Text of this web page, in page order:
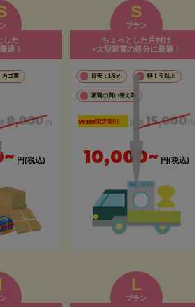
した
適！
カゴ車
8,000 円
円(税込)
S
プラン
ちょっとした片付け
+大型家電の処分に最適！
目安：1.5㎡ 軽トラ以上
家電の買い替え等
WEB限定割引 定価 15,000 円
10,000~ 円(税込)
L
プラン